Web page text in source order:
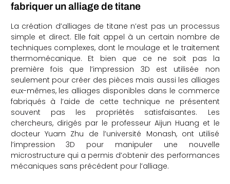
fabriquer un alliage de titane
La création d’alliages de titane n’est pas un processus
simple et direct. Elle fait appel à un certain nombre de
techniques complexes, dont le moulage et le traitement
thermomécanique. Et bien que ce ne soit pas la
première fois que l’impression 3D est utilisée non
seulement pour créer des pièces mais aussi les alliages
eux-mêmes, les alliages disponibles dans le commerce
fabriqués à l’aide de cette technique ne présentent
souvent pas les propriétés satisfaisantes. Les
chercheurs, dirigés par le professeur Aijun Huang et le
docteur Yuam Zhu de l’université Monash, ont utilisé
l’impression 3D pour manipuler une nouvelle
microstructure qui a permis d’obtenir des performances
mécaniques sans précédent pour l’alliage.